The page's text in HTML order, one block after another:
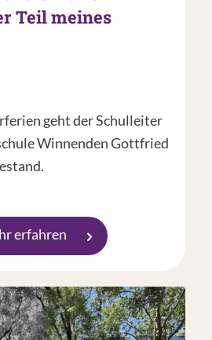
Teil meines
geht der Schulleiter
Winnenden Gottfried
erfahren